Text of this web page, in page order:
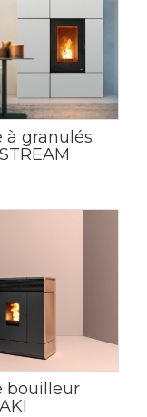
à granulés
bouilleur